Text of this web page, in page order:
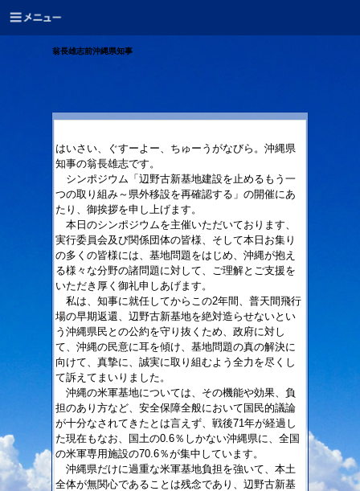
翁長雄志前沖縄県知事
はいさい、ぐすーよー、ちゅーうがなびら。沖縄県
知事の翁長雄志です。
シンポジウム「辺野古新基地建設を止めるもう一
つの取り組み～県外移設を再確認する」の開催にあ
たり、御挨拶を申し上げます。
本日のシンポジウムを主催いただいております、
実行委員会及び関係団体の皆様、そして本日お集り
の多くの皆様には、基地問題をはじめ、沖縄が抱え
る様々な分野の諸問題に対して、ご理解とご支援を
いただき厚く御礼申しあげます。
私は、知事に就任してからこの2年間、普天間飛行
場の早期返還、辺野古新基地を絶対造らせないとい
う沖縄県民との公約を守り抜くため、政府に対し
て、沖縄の民意に耳を傾け、基地問題の真の解決に
向けて、真摯に、誠実に取り組むよう全力を尽くし
て訴えてまいりました。
沖縄の米軍基地については、その機能や効果、負
担のあり方など、安全保障全般において国民的議論
が十分なされてきたとは言えず、戦後71年が経過し
た現在もなお、国土の0.6％しかない沖縄県に、全国
の米軍専用施設の70.6％が集中しています。
沖縄県だけに過重な米軍基地負担を強いて、本土
全体が無関心であることは残念であり、辺野古新基